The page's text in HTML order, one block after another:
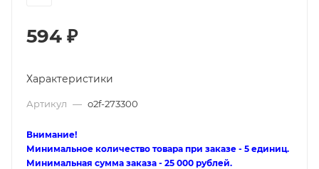
594 ₽
Характеристики
Артикул — o2f-273300
Внимание!
Минимальное количество товара при заказе - 5 единиц.
Минимальная сумма заказа - 25 000 рублей.